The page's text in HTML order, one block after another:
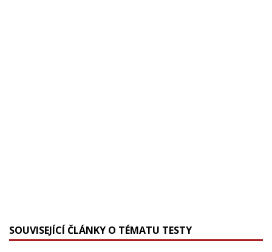
SOUVISEJÍCÍ ČLÁNKY O TÉMATU TESTY